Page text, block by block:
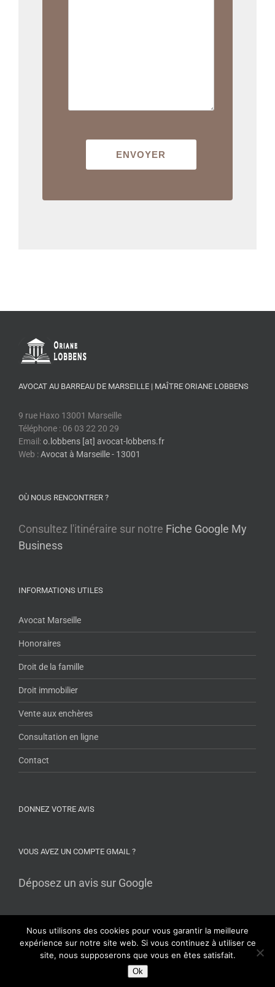
AVOCAT AU BARREAU DE MARSEILLE | MAÎTRE ORIANE LOBBENS
9 rue Haxo 13001 Marseille
Téléphone : 06 03 22 20 29
Email:o.lobbens [at] avocat-lobbens.fr
Web :Avocat à Marseille - 13001
OÙ NOUS RENCONTRER ?
Consultez l'itinéraire sur notre Fiche Google My
Business
INFORMATIONS UTILES
Avocat Marseille
Honoraires
Droit de la famille
Droit immobilier
Vente aux enchères
Consultation en ligne
Contact
DONNEZ VOTRE AVIS
VOUS AVEZ UN COMPTE GMAIL ?
Déposez un avis sur Google
Copyright avocat-lobbens.fr 2016-2026 Tous droits réservés |
légales
Nous utilisons des cookies pour vous garantir la meilleure
expérience sur notre site web. Si vous continuez à utiliser ce
site, nous supposerons que vous en êtes satisfait.
Ok